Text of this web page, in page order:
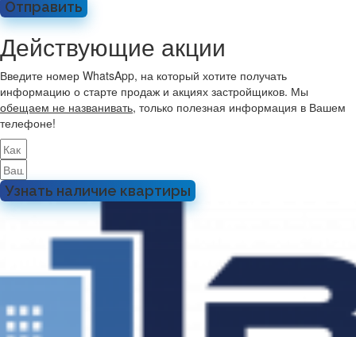
Отправить
Действующие акции
Введите номер WhatsApp, на который хотите получать
информацию о старте продаж и акциях застройщиков. Мы
обещаем не названивать, только полезная информация в Вашем
телефоне!
Узнать наличие квартиры